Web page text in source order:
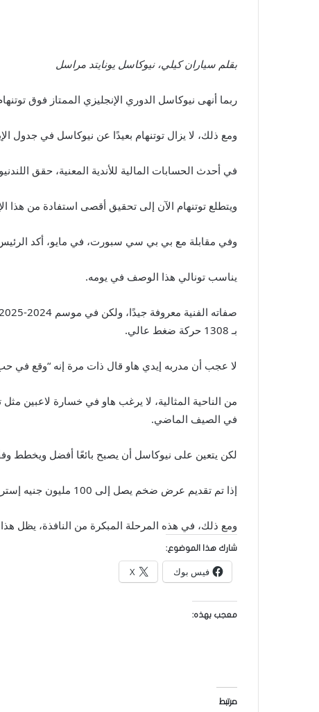
بقلم سياران كيلي،نيوكاسل يونايتد مراسل
ربما أنهى نيوكاسل الدوري الإنجليزي الممتاز فوق
ومع ذلك، لا يزال توتنهام بعيدًا عن نيوكاسل في جدول
في أحدث الحسابات المالية للأندية المعنية، حقق اللندنيون إيرادات تزيد بمقدار
ويتطلع توتنهام الآن إلى تحقيق أقصى استفادة من هذا
وفي مقابلة مع بي بي سي سبورت، في مايو، أكد الرئيس
يناسب تونالي هذا الوصف في يومه.
بـ 1308 حركة ضغط عالي.
لا عجب أن مدربه إيدي هاو قال ذات مرة إنه “وقع في
في الصيف الماضي.
لكن يتعين على نيوكاسل أن يصبح بائعًا أفضل ويخطط
إذا تم تقديم عرض ضخم يصل إلى 100 مليون جنيه إسترليني في النهاية من قبل أحد مقدمي عروض تونالي، فقد يكون من المغري الاستفادة من لاعب انخفض مستواه بشكل ملحوظ.
ومع ذلك، في هذه المرحلة المبكرة من النافذة، يظل هذا
شارك هذا الموضوع:
فيس بوك X
معجب بهذه:
مرتبط